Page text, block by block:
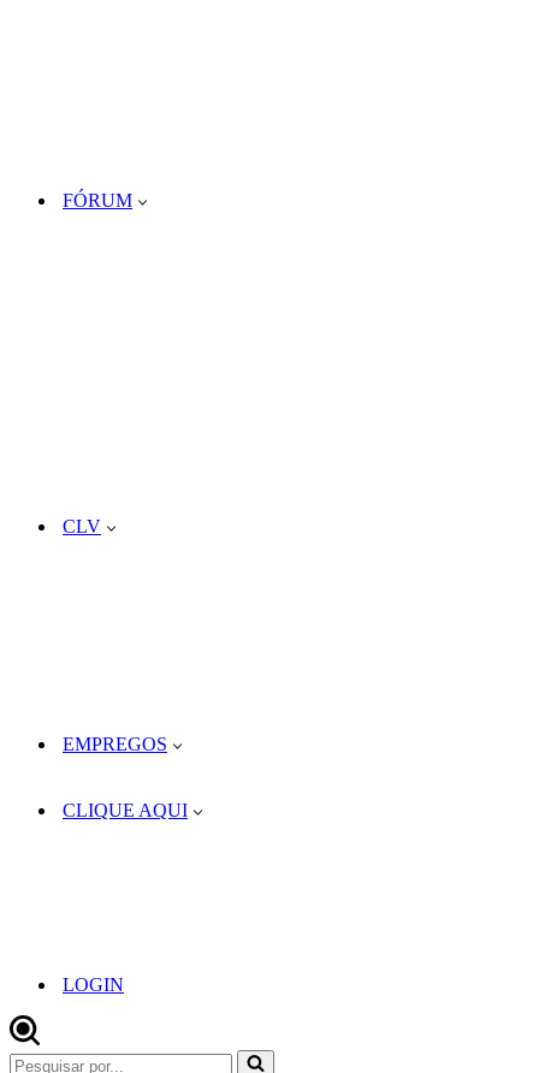
FÓRUM
CLV
EMPREGOS
CLIQUE AQUI
LOGIN
Pesquisar